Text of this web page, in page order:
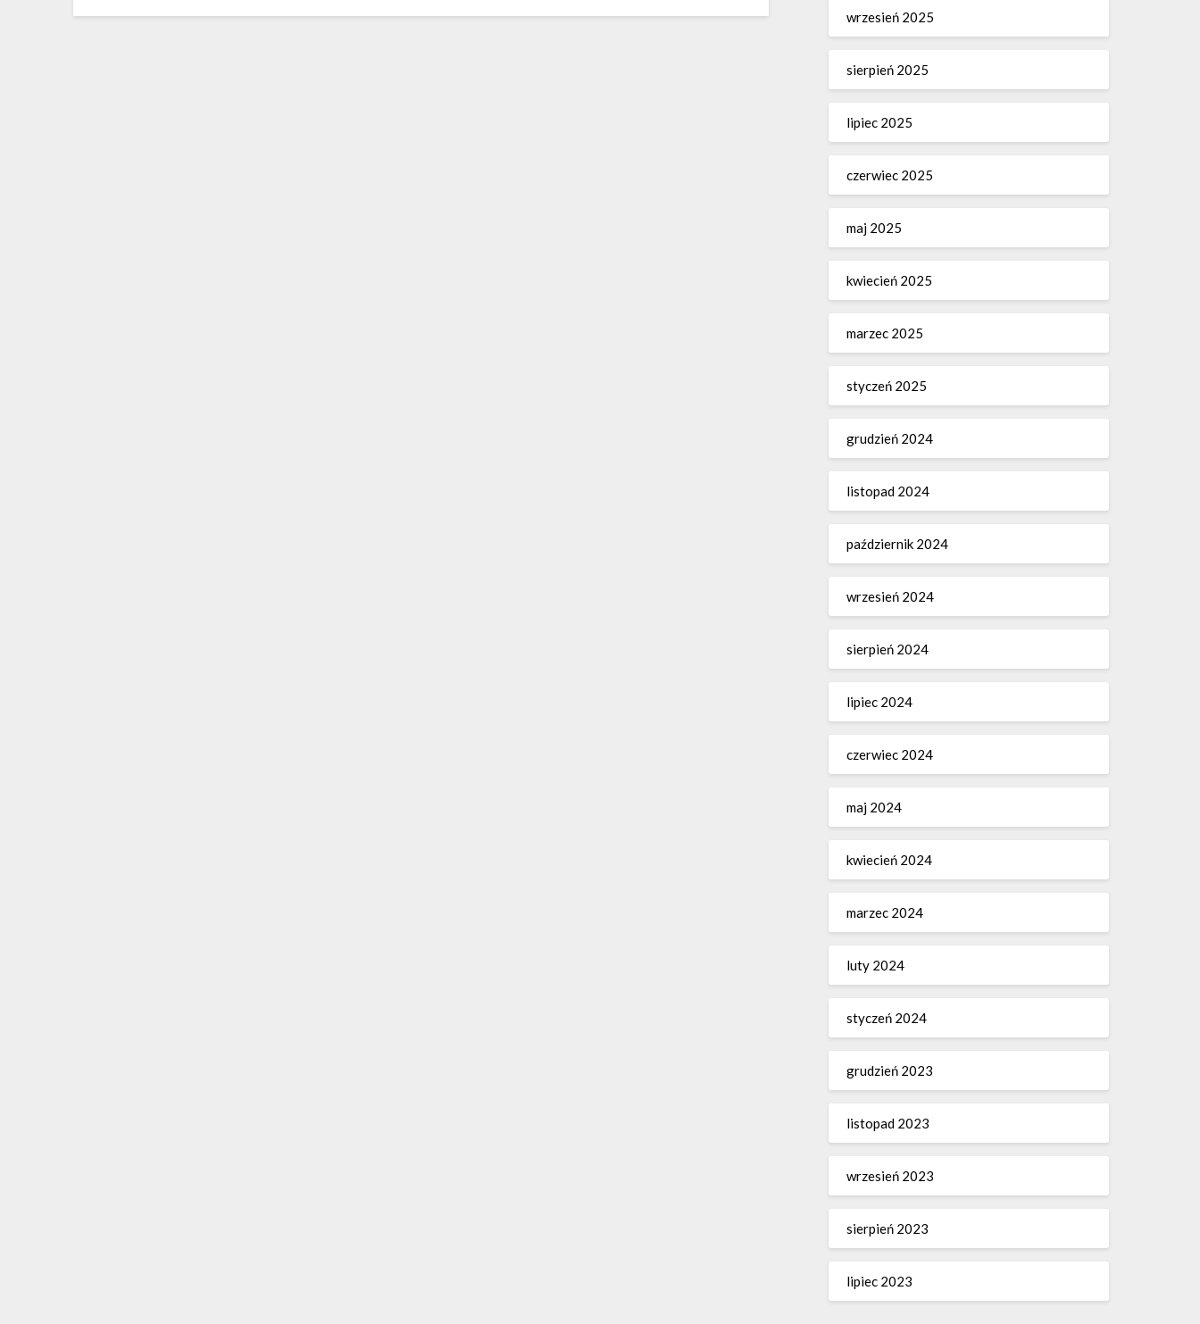
wrzesień 2025
sierpień 2025
lipiec 2025
czerwiec 2025
maj 2025
kwiecień 2025
marzec 2025
styczeń 2025
grudzień 2024
listopad 2024
październik 2024
wrzesień 2024
sierpień 2024
lipiec 2024
czerwiec 2024
maj 2024
kwiecień 2024
marzec 2024
luty 2024
styczeń 2024
grudzień 2023
listopad 2023
wrzesień 2023
sierpień 2023
lipiec 2023